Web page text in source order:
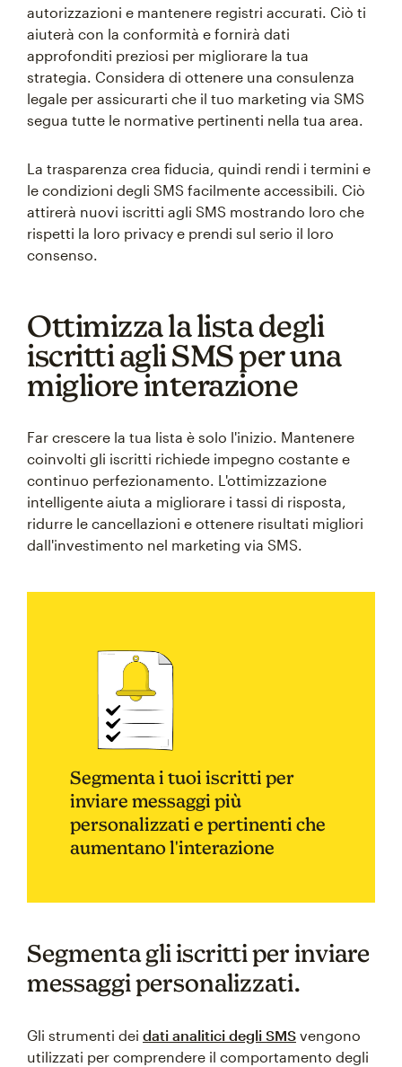
autorizzazioni e mantenere registri accurati. Ciò ti
aiuterà con la conformità e fornirà dati
approfonditi preziosi per migliorare la tua
strategia. Considera di ottenere una consulenza
legale per assicurarti che il tuo marketing via SMS
segua tutte le normative pertinenti nella tua area.
La trasparenza crea fiducia, quindi rendi i termini e
le condizioni degli SMS facilmente accessibili. Ciò
attirerà nuovi iscritti agli SMS mostrando loro che
rispetti la loro privacy e prendi sul serio il loro
consenso.
Ottimizza la lista degli
iscritti agli SMS per una
migliore interazione
Far crescere la tua lista è solo l'inizio. Mantenere
coinvolti gli iscritti richiede impegno costante e
continuo perfezionamento. L'ottimizzazione
intelligente aiuta a migliorare i tassi di risposta,
ridurre le cancellazioni e ottenere risultati migliori
dall'investimento nel marketing via SMS.
Segmenta i tuoi iscritti per
inviare messaggi più
personalizzati e pertinenti che
aumentano l'interazione
Segmenta gli iscritti per inviare
messaggi personalizzati.
Gli strumenti dei dati analitici degli SMS vengono
utilizzati per comprendere il comportamento degli